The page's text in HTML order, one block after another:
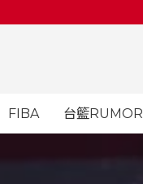
FIBA 台籃RUMOR